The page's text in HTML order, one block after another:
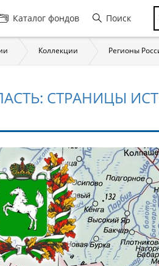
Каталог фондов Поиск
Коллекции Регионы
СТРАНИЦЫ